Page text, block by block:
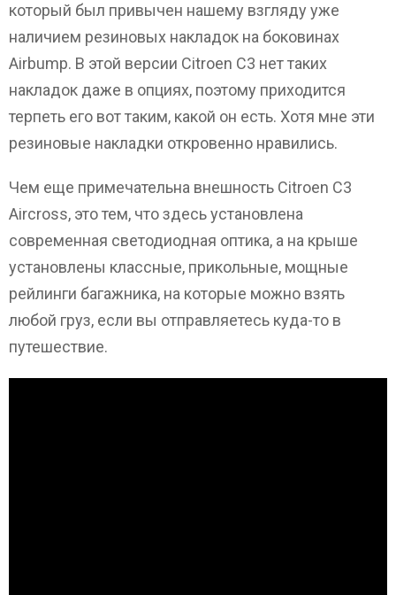
который был привычен нашему взгляду уже
наличием резиновых накладок на боковинах
Airbump. В этой версии Citroen C3 нет таких
накладок даже в опциях, поэтому приходится
терпеть его вот таким, какой он есть. Хотя мне эти
резиновые накладки откровенно нравились.
Чем еще примечательна внешность Citroen C3
Aircross, это тем, что здесь установлена
современная светодиодная оптика, а на крыше
установлены классные, прикольные, мощные
рейлинги багажника, на которые можно взять
любой груз, если вы отправляетесь куда-то в
путешествие.